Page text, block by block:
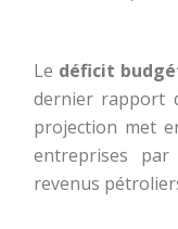
Le déficit
dernier rapport
projection met
entreprises par
revenus